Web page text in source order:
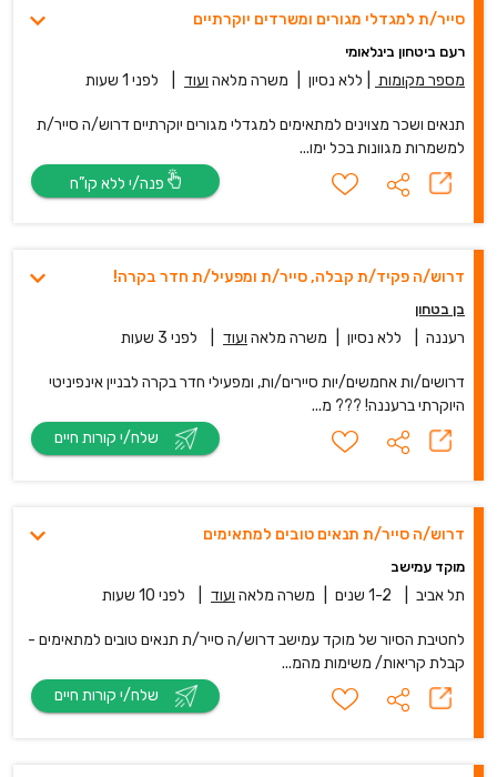
סייר/ת למגדלי מגורים ומשרדים יוקרתיים
רעם ביטחון בינלאומי
מספר מקומות ללא נסיון משרה מלאה ועוד לפני 1 שעות
תנאים ושכר מצוינים למתאימים למגדלי מגורים יוקרתיים דרוש/ה סייר/ת
למשמרות מגוונות בכל ימו...
דרוש/ה פקיד/ת קבלה, סייר/ת ומפעיל/ת חדר בקרה!
בן בטחון
רעננה ללא נסיון משרה מלאה ועוד לפני 3 שעות
דרושים/ות אחמשים/יות סיירים/ות, ומפעילי חדר בקרה לבניין אינפיניטי
היוקרתי ברעננה! ??? מ...
דרוש/ה סייר/ת תנאים טובים למתאימים
מוקד עמישב
תל אביב 1-2 שנים משרה מלאה ועוד לפני 10 שעות
לחטיבת הסיור של מוקד עמישב דרוש/ה סייר/ת תנאים טובים למתאימים -
קבלת קריאות/ משימות מהמ...